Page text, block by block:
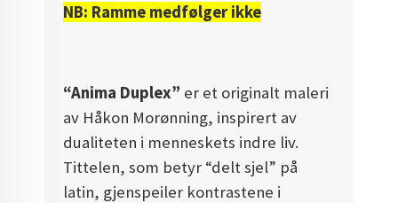
NB: Ramme medfølger ikke
“Anima Duplex” er et originalt maleri
av Håkon Morønning, inspirert av
dualiteten i menneskets indre liv.
Tittelen, som betyr “delt sjel” på
latin, gjenspeiler kontrastene i